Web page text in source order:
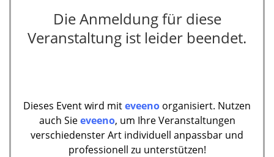
Die Anmeldung für diese
Veranstaltung ist leider beendet.
Dieses Event wird miteveeno organisiert. Nutzen
auch Sieeveeno, um Ihre Veranstaltungen
verschiedenster Art individuell anpassbar und
professionell zu unterstützen!